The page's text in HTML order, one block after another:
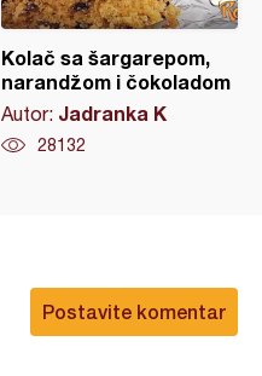
Kolač sa šargarepom,
narandžom i čokoladom
Autor: Jadranka K
28132
Postavite komentar